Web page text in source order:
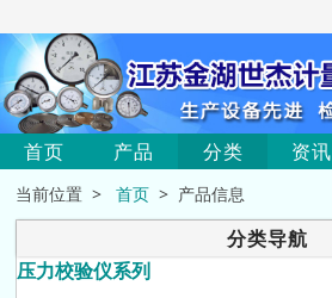
首页 产品 分类 资讯
当前位置 >首页 > 产品信息
分类导航
压力校验仪系列